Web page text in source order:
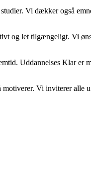
Vi dækker også
og let tilgængeligt. Vi
Uddannelses Klar er
Vi inviterer alle